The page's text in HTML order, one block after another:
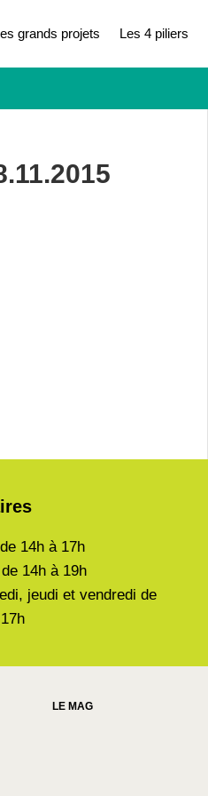
grands projets Les 4 piliers
14h à 17h
14h à 19h
jeudi et vendredi de
LE MAG